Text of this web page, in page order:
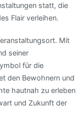
statt, die
Flair verleihen.
Mit
seiner
für die
den Bewohnern und
hautnah zu erleben
und Zukunft der